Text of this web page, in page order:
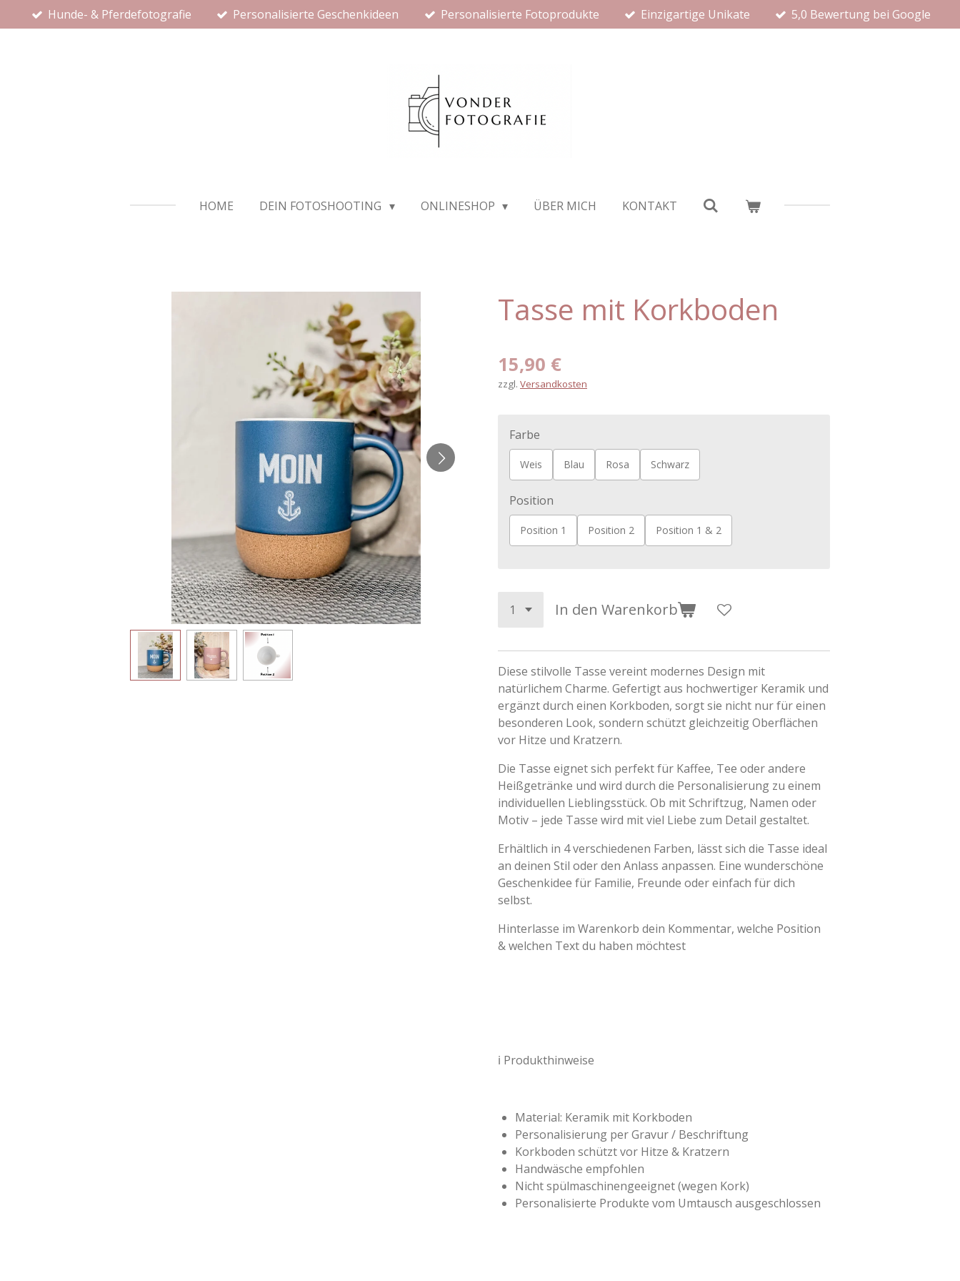
Hauptinhalt
Hunde- & Pferdefotografie Personalisierte Geschenkideen Personalisierte Fotoprodukte Einzigartige Unikate 5,0 Bewertung bei Google
HOME DEIN FOTOSHOOTING ONLINESHOP ÜBER MICH KONTAKT
Tasse mit Korkboden
15,90 €
zzgl. Versandkosten
Farbe
Weis Blau Rosa Schwarz
Position
Position 1 Position 2 Position 1 & 2
In den Warenkorb
Diese stilvolle Tasse vereint modernes Design mit
natürlichem Charme. Gefertigt aus hochwertiger Keramik und
ergänzt durch einen Korkboden, sorgt sie nicht nur für einen
besonderen Look, sondern schützt gleichzeitig Oberflächen
vor Hitze und Kratzern.
Die Tasse eignet sich perfekt für Kaffee, Tee oder andere
Heißgetränke und wird durch die Personalisierung zu einem
individuellen Lieblingsstück. Ob mit Schriftzug, Namen oder
Motiv – jede Tasse wird mit viel Liebe zum Detail gestaltet.
Erhältlich in 4 verschiedenen Farben, lässt sich die Tasse ideal
an deinen Stil oder den Anlass anpassen. Eine wunderschöne
Geschenkidee für Familie, Freunde oder einfach für dich
selbst.
Hinterlasse im Warenkorb dein Kommentar, welche Position
& welchen Text du haben möchtest
ℹ️ Produkthinweise
Material: Keramik mit Korkboden
Personalisierung per Gravur / Beschriftung
Korkboden schützt vor Hitze & Kratzern
Handwäsche empfohlen
Nicht spülmaschinengeeignet (wegen Kork)
Personalisierte Produkte vom Umtausch ausgeschlossen